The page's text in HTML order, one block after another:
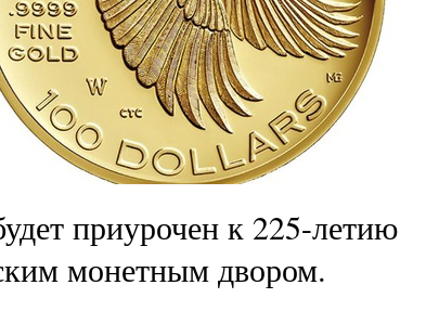
приурочен к 225-летию
монетным двором.